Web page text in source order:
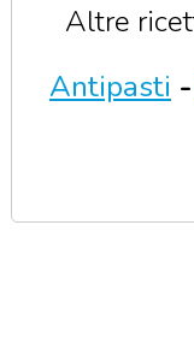
Altre
Antipasti -